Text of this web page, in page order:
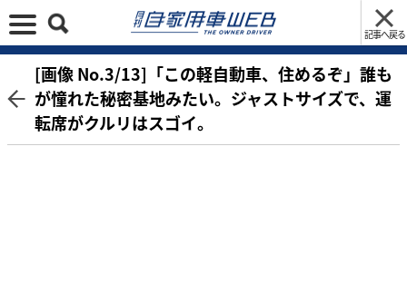
記事へ戻る
[画像 No.3/13]「この軽自動車、住めるぞ」誰も
が憧れた秘密基地みたい。ジャストサイズで、運
転席がクルリはスゴイ。